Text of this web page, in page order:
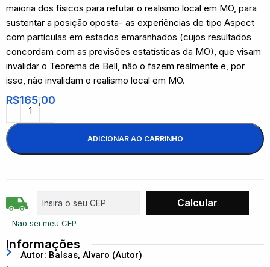
maioria dos físicos para refutar o realismo local em MO, para
sustentar a posição oposta- as experiências de tipo Aspect
com partículas em estados emaranhados (cujos resultados
concordam com as previsões estatísticas da MO), que visam
invalidar o Teorema de Bell, não o fazem realmente e, por
isso, não invalidam o realismo local em MO.
R$165,00
ADICIONAR AO CARRINHO
Não sei meu CEP
Informações
Autor: Balsas, Alvaro (Autor)